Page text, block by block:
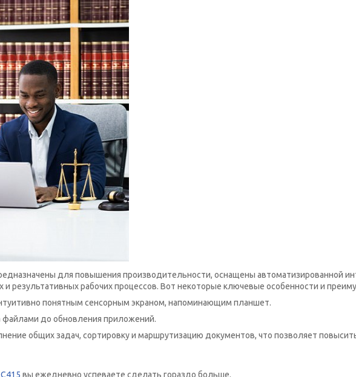
для повышения производительности, оснащены автоматизированной
рабочих процессов. Вот некоторые ключевые особенности и
понятным сенсорным экраном, напоминающим планшет.
файлами до обновления приложений.
общих задач, сортировку и маршрутизацию документов, что позволяет
вы ежедневно успеваете сделать гораздо больше.